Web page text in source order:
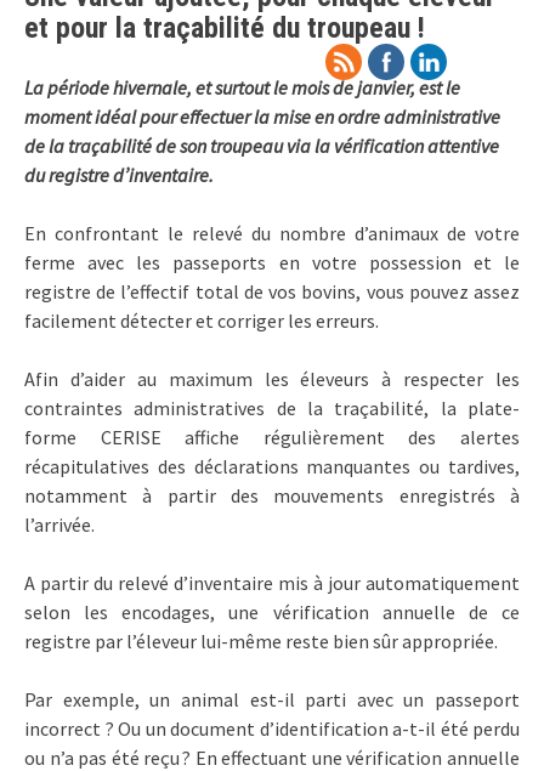
et pour la traçabilité du troupeau !
La période hivernale, et surtout le mois de janvier, est le
moment idéal pour effectuer la mise en ordre administrative
de la traçabilité de son troupeau via la vérification attentive
du registre d’inventaire.
En confrontant le relevé du nombre d’animaux de votre
ferme avec les passeports en votre possession et le
registre de l’effectif total de vos bovins, vous pouvez assez
facilement détecter et corriger les erreurs.
Afin d’aider au maximum les éleveurs à respecter les
contraintes administratives de la traçabilité, la plate-
forme CERISE affiche régulièrement des alertes
récapitulatives des déclarations manquantes ou tardives,
notamment à partir des mouvements enregistrés à
l’arrivée.
A partir du relevé d’inventaire mis à jour automatiquement
selon les encodages, une vérification annuelle de ce
registre par l’éleveur lui-même reste bien sûr appropriée.
Par exemple, un animal est-il parti avec un passeport
incorrect ? Ou un document d’identification a-t-il été perdu
ou n’a pas été reçu ? En effectuant une vérification annuelle